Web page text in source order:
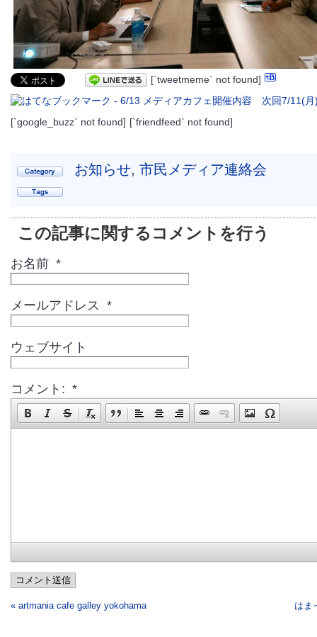
[`tweetmeme` not found]
[`google_buzz` not found] [`friendfeed` not found]
お知らせ, 市民メディア連絡会
この記事に関するコメントを行う
お名前 *
メールアドレス *
ウェブサイト
コメント: *
コメント送信
« artmania cafe galley yokohama はま